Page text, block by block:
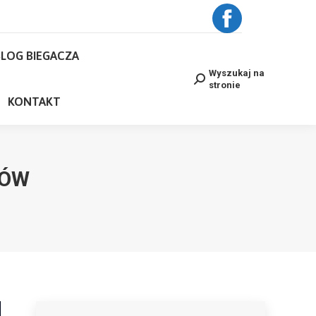
Facebook
opens
BIEGACZA
KONTAKT
Search:
Wyszukaj na
stronie